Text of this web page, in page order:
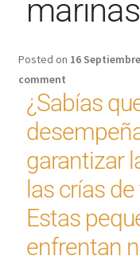
marinas
Posted on 16
comment
¿Sabías
garantizar
las crías
Estas
enfrentan